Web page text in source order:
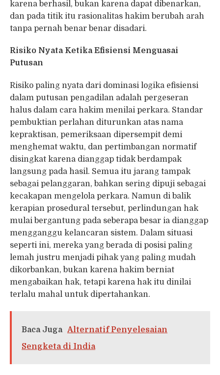
karena berhasil, bukan karena dapat dibenarkan,
dan pada titik itu rasionalitas hakim berubah arah
tanpa pernah benar benar disadari.
Risiko Nyata Ketika Efisiensi Menguasai
Putusan
Risiko paling nyata dari dominasi logika efisiensi
dalam putusan pengadilan adalah pergeseran
halus dalam cara hakim menilai perkara. Standar
pembuktian perlahan diturunkan atas nama
kepraktisan, pemeriksaan dipersempit demi
menghemat waktu, dan pertimbangan normatif
disingkat karena dianggap tidak berdampak
langsung pada hasil. Semua itu jarang tampak
sebagai pelanggaran, bahkan sering dipuji sebagai
kecakapan mengelola perkara. Namun di balik
kerapian prosedural tersebut, perlindungan hak
mulai bergantung pada seberapa besar ia dianggap
mengganggu kelancaran sistem. Dalam situasi
seperti ini, mereka yang berada di posisi paling
lemah justru menjadi pihak yang paling mudah
dikorbankan, bukan karena hakim berniat
mengabaikan hak, tetapi karena hak itu dinilai
terlalu mahal untuk dipertahankan.
Baca Juga Alternatif Penyelesaian
Sengketa di India